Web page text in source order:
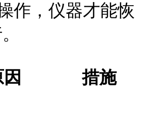
作，仪器才能恢
措施